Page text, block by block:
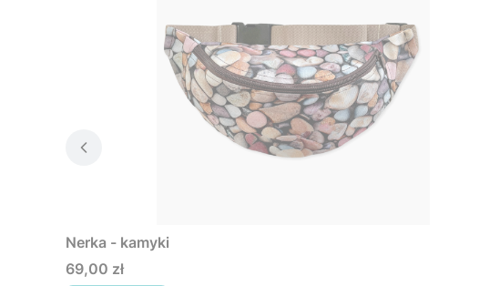
Nerka - kamyki
Cena
69,00 zł